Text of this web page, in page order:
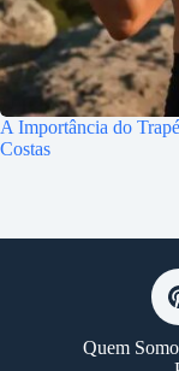
A Importância do
Costas
Quem